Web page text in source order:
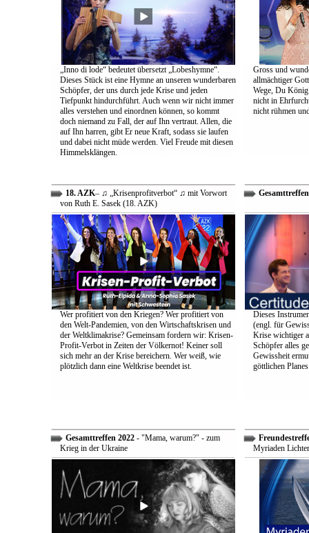
„Inno di lode“ bedeutet übersetzt „Lobeshymne“.
Dieses Stück ist eine Hymne an unseren wunderbaren
Schöpfer, der uns durch jede Krise und jeden
Tiefpunkt hindurchführt. Auch wenn wir nicht immer
alles verstehen und einordnen können, so kommt
doch niemand zu Fall, der auf Ihn vertraut. Allen, die
auf Ihn harren, gibt Er neue Kraft, sodass sie laufen
und dabei nicht müde werden. Viel Freude mit diesen
Himmelsklängen.
Gross und
allmächtiger
Wege, Du
nicht in
nicht rühmen
18. AZK– ♫ „Krisenprofitverbot“ ♫ mit Vorwort
von Ruth E. Sasek (18. AZK)
Wer profitiert von den Kriegen? Wer profitiert von
den Welt-Pandemien, von den Wirtschaftskrisen und
der Weltklimakrise? Gemeinsam fordern wir: Krisen-
Profit-Verbot in Zeiten der Völkernot! Keiner soll
sich mehr an der Krise bereichern. Wer weiß, wie
plötzlich dann eine Weltkrise beendet ist.
Dieses
(engl. für
Krise wichtiger
Schöpfer alles
Gewissheit
göttlichen
Gesamttreffen 2022- "Mama, warum?" - zum
Krieg in der Ukraine
Myriaden